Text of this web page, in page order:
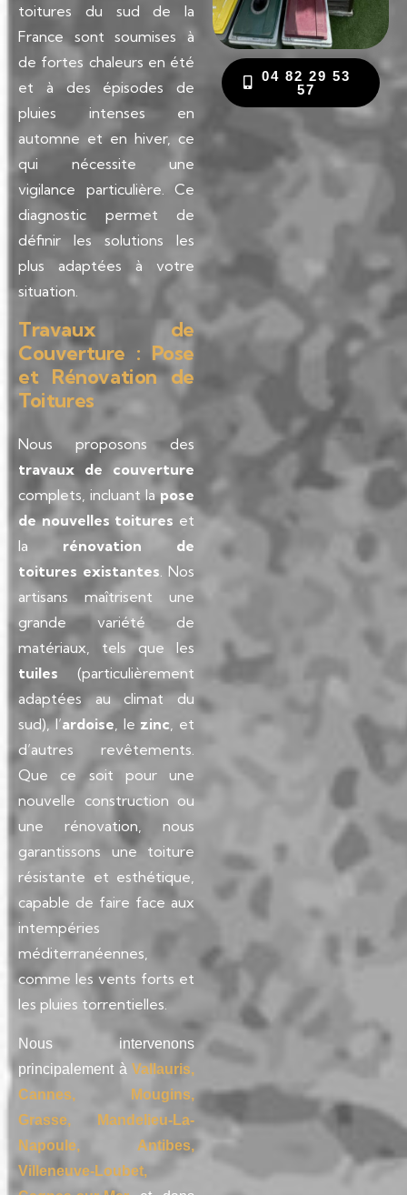
toitures du sud de la
France sont soumises à
de fortes chaleurs en été
et à des épisodes de
pluies intenses en
automne et en hiver, ce
qui nécessite une
vigilance particulière. Ce
diagnostic permet de
définir les solutions les
plus adaptées à votre
situation.
Travaux de
Couverture : Pose
et Rénovation de
Toitures
Nous proposons des
travaux de couverture
complets, incluant la pose
de nouvelles toitures et
la rénovation de
toitures existantes . Nos
artisans maîtrisent une
grande variété de
matériaux, tels que les
tuiles (particulièrement
adaptées au climat du
sud), l’ardoise , le zinc , et
d’autres revêtements.
Que ce soit pour une
nouvelle construction ou
une rénovation, nous
garantissons une toiture
résistante et esthétique,
capable de faire face aux
intempéries
méditerranéennes,
comme les vents forts et
les pluies torrentielles.
Nous intervenons
principalement à Vallauris,
Cannes, Mougins,
Grasse, Mandelieu-La-
Napoule, Antibes,
Villeneuve-Loubet,
04 82 29 53
57